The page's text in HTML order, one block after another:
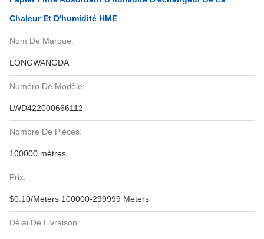
Chaleur Et D'humidité HME
Nom De Marque:
LONGWANGDA
Numéro De Modèle:
LWD422000666112
Nombre De Pièces:
100000 mètres
Prix:
$0.10/Meters 100000-299999 Meters
Délai De Livraison: